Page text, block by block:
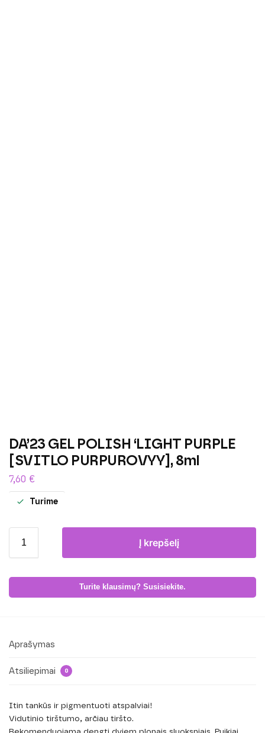
DA’23 GEL POLISH ‘LIGHT PURPLE
[SVITLO PURPUROVYY], 8ml
7,60 €
Turime
Į krepšelį
Turite klausimų? Susisiekite.
Aprašymas
Atsiliepimai 0
Itin tankūs ir pigmentuoti atspalviai!
Vidutinio tirštumo, arčiau tiršto.